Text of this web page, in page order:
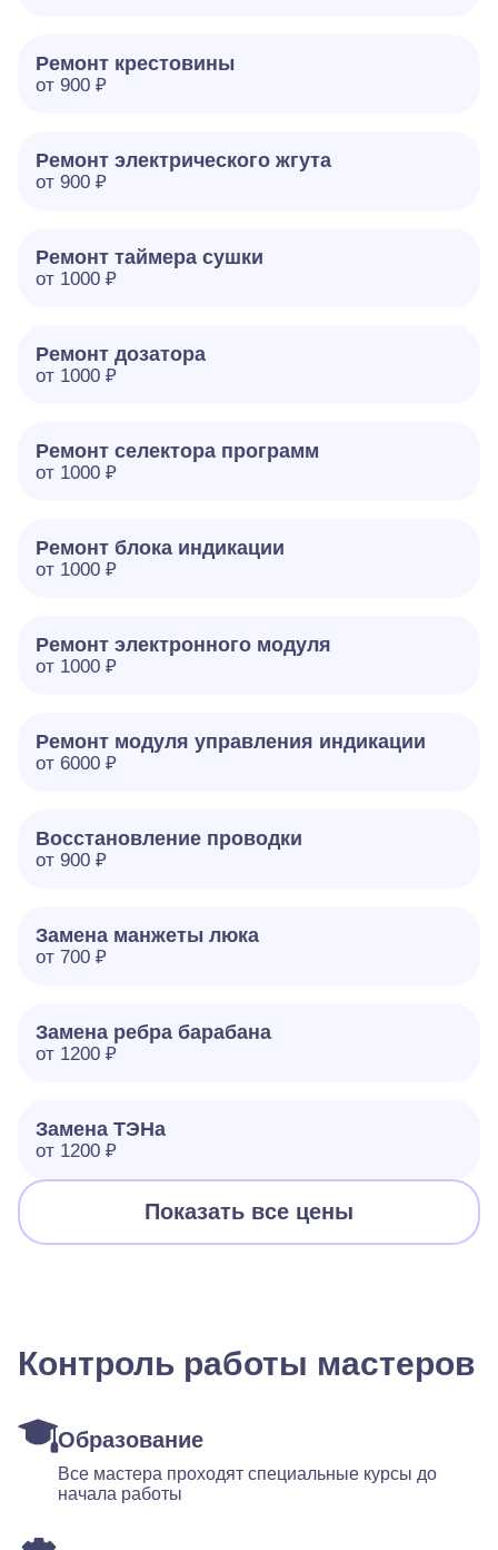
Ремонт крестовины
от 900 ₽
Ремонт электрического жгута
от 900 ₽
Ремонт таймера сушки
от 1000 ₽
Ремонт дозатора
от 1000 ₽
Ремонт селектора программ
от 1000 ₽
Ремонт блока индикации
от 1000 ₽
Ремонт электронного модуля
от 1000 ₽
Ремонт модуля управления индикации
от 6000 ₽
Восстановление проводки
от 900 ₽
Замена манжеты люка
от 700 ₽
Замена ребра барабана
от 1200 ₽
Замена ТЭНа
от 1200 ₽
Показать все цены
Контроль работы мастеров
Образование
Все мастера проходят специальные курсы до
начала работы